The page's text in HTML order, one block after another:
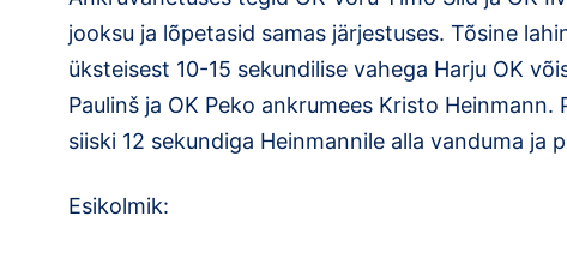
jooksu ja lõpetasid samas järjestuses. Tõsine
üksteisest 10-15 sekundilise vahega Harju OK
Paulinš ja OK Peko ankrumees Kristo
siiski 12 sekundiga Heinmannile alla vanduma ja
Esikolmik: